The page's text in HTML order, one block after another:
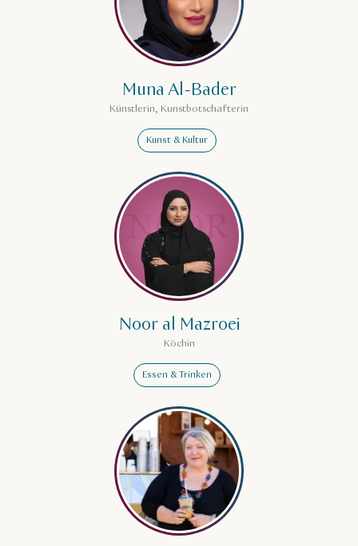
Muna Al-Bader
Künstlerin, Kunstbotschafterin
Kunst & Kultur
Noor al Mazroei
Köchin
Essen & Trinken
Mehr erfahren über Noor al
Mehr erfahren über Rachel